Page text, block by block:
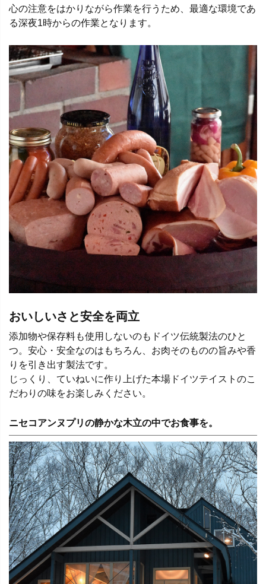
心の注意をはかりながら作業を行うため、最適な環境であ
る深夜1時からの作業となります。
おいしいさと安全を両立
添加物や保存料も使用しないのもドイツ伝統製法のひと
つ。安心・安全なのはもちろん、お肉そのものの旨みや香
りを引き出す製法です。
じっくり、ていねいに作り上げた本場ドイツテイストのこ
だわりの味をお楽しみください。
ニセコアンヌプリの静かな木立の中でお食事を。